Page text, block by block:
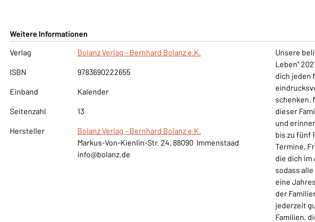
Weitere Informationen
Verlag
Bolanz Verlag - Bernhard Bolanz e.K.
ISBN 9783690222655
Einband Kalender
Seitenzahl 13
Hersteller
Bolanz Verlag - Bernhard Bolanz e.K.
Markus-Von-Kienlin-Str. 24, 88090 Immenstaad
info@bolanz.de
Unsere
Leben"
dich jeden
schenken.
dieser
und
bis zu fünf
Termine,
die dich
sodass
eine
der
jederzeit
Familien,